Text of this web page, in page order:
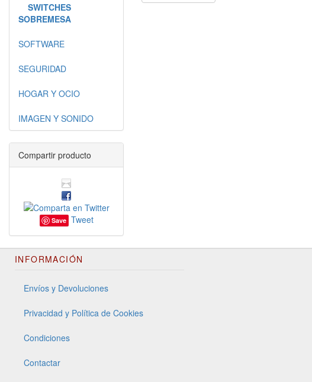
SWITCHES
SOBREMESA
SOFTWARE
SEGURIDAD
HOGAR Y OCIO
IMAGEN Y SONIDO
Compartir producto
Save Tweet
INFORMACIÓN
Envíos y Devoluciones
Privacidad y Política de Cookies
Condiciones
Contactar